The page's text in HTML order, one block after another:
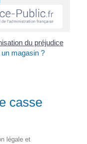
du préjudice
magasin ?
casse
légale et